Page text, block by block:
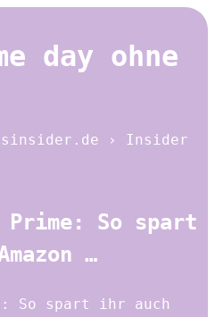
day ohne
› Insider
Prime: So spart
…
So spart ihr auch